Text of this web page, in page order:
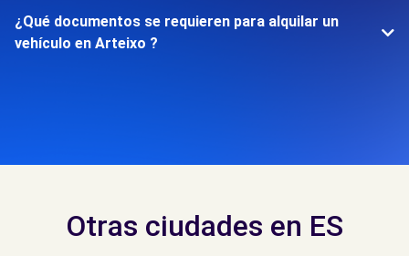
¿Qué documentos se requieren para alquilar un
vehículo en Arteixo ?
Otras ciudades en ES